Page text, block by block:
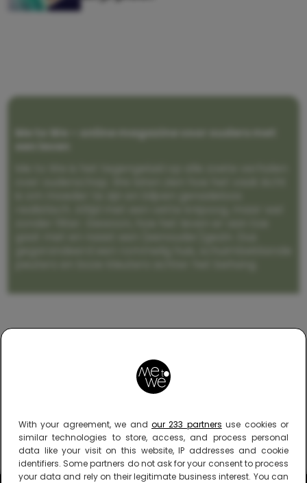
With your agreement, we and our 233 partners use cookies or
similar technologies to store, access, and process personal
data like your visit on this website, IP addresses and cookie
identifiers. Some partners do not ask for your consent to process
your data and rely on their legitimate business interest. You can
Me to We – online magazine voor ouders met